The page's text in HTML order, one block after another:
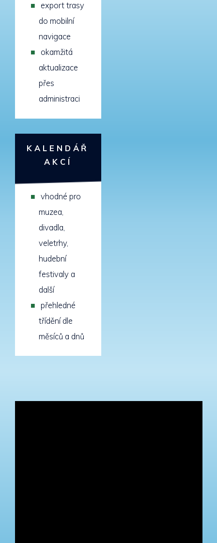
export trasy
do mobilní
navigace
okamžitá
aktualizace
přes
administraci
KALENDÁŘ
AKCÍ
vhodné pro
muzea,
divadla,
veletrhy,
hudební
festivaly a
další
přehledné
třídění dle
měsíců a dnů